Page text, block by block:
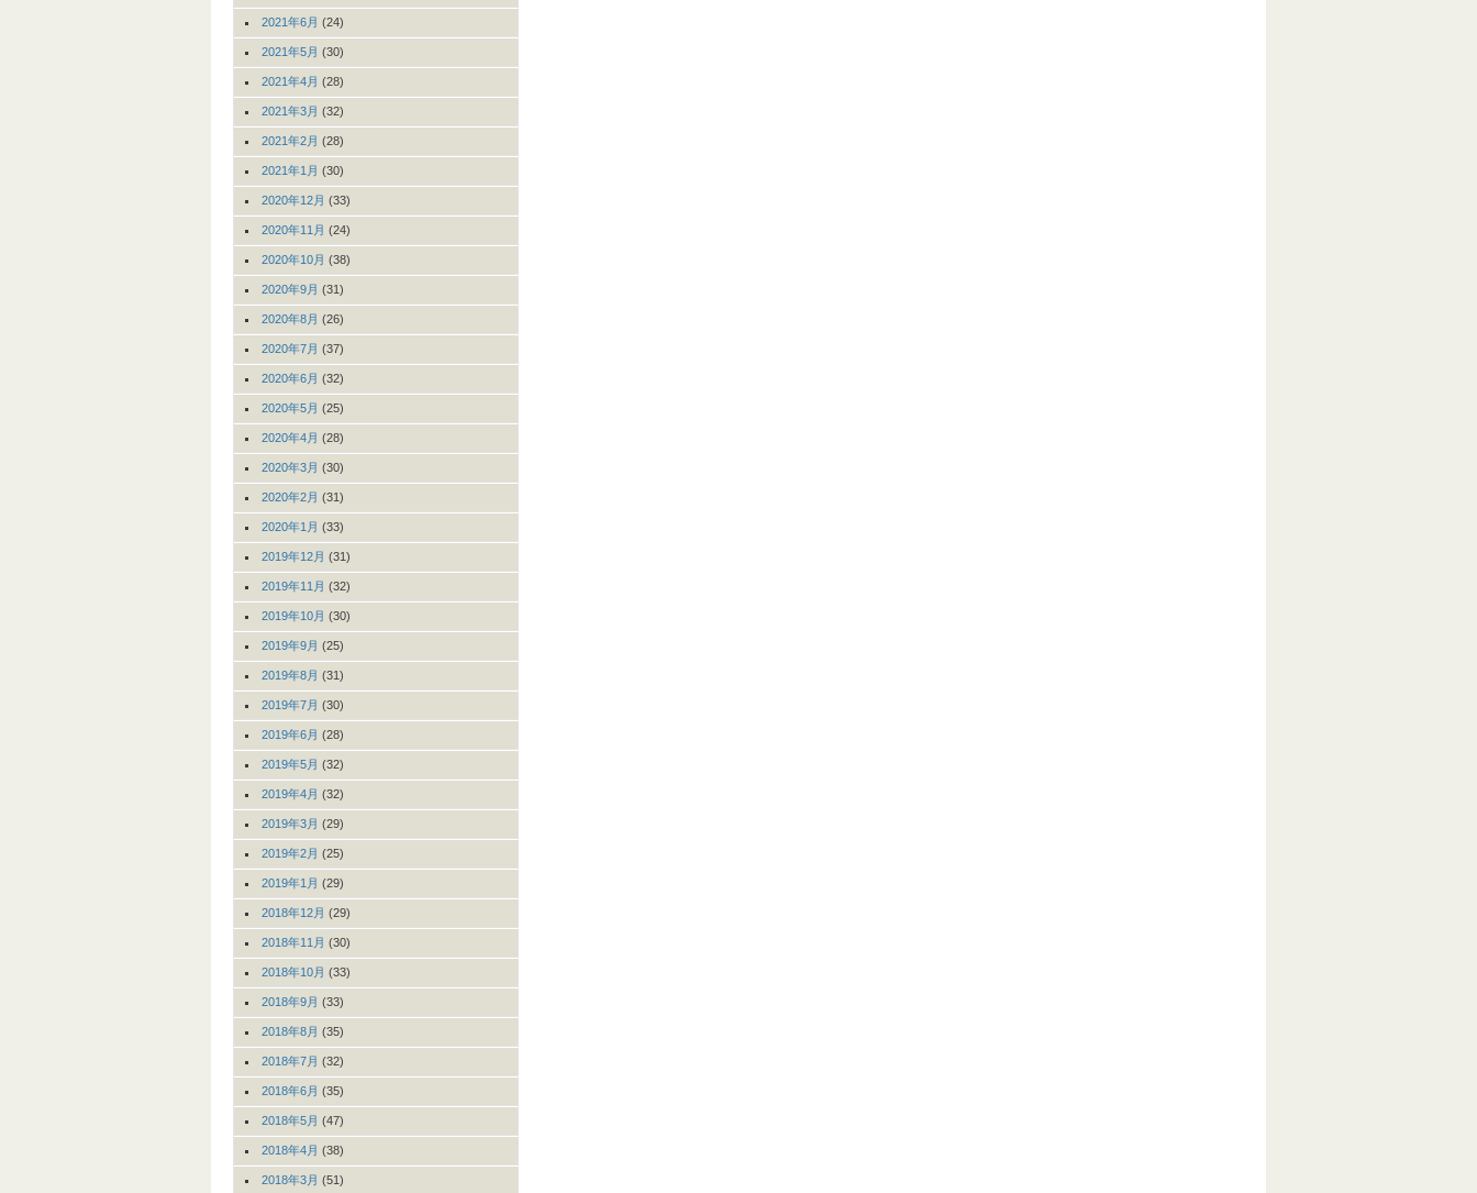
2021年6月 (24)
2021年5月 (30)
2021年4月 (28)
2021年3月 (32)
2021年2月 (28)
2021年1月 (30)
2020年12月 (33)
2020年11月 (24)
2020年10月 (38)
2020年9月 (31)
2020年8月 (26)
2020年7月 (37)
2020年6月 (32)
2020年5月 (25)
2020年4月 (28)
2020年3月 (30)
2020年2月 (31)
2020年1月 (33)
2019年12月 (31)
2019年11月 (32)
2019年10月 (30)
2019年9月 (25)
2019年8月 (31)
2019年7月 (30)
2019年6月 (28)
2019年5月 (32)
2019年4月 (32)
2019年3月 (29)
2019年2月 (25)
2019年1月 (29)
2018年12月 (29)
2018年11月 (30)
2018年10月 (33)
2018年9月 (33)
2018年8月 (35)
2018年7月 (32)
2018年6月 (35)
2018年5月 (47)
2018年4月 (38)
2018年3月 (51)